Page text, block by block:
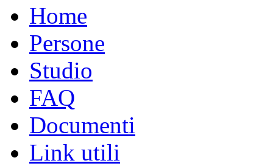
Home
Persone
Studio
FAQ
Documenti
Link utili